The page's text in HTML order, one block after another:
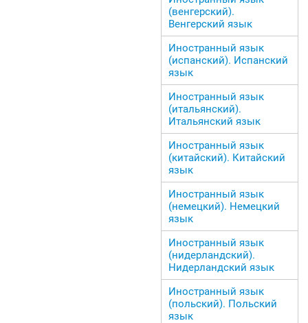
(венгерский).
Венгерский язык
Иностранный язык
(испанский). Испанский
язык
Иностранный язык
(итальянский).
Итальянский язык
Иностранный язык
(китайский). Китайский
язык
Иностранный язык
(немецкий). Немецкий
язык
Иностранный язык
(нидерландский).
Нидерландский язык
Иностранный язык
(польский). Польский
язык